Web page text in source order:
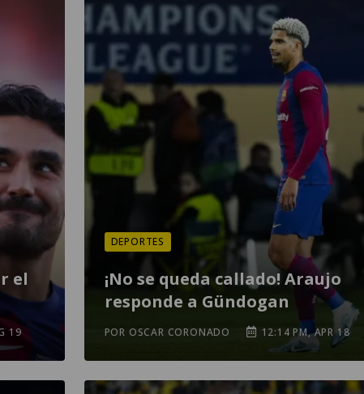
el
19
DEPORTES
¡No se queda callado! Araujo
responde a Gündogan
POR OSCAR CORONADO 12:14 PM, APR 18